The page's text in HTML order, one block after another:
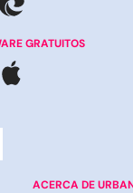
GRATUITOS
ACERCA DE